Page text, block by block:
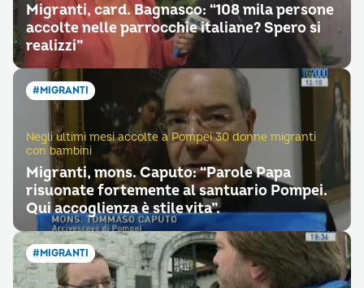
Migranti, card. Bagnasco: “108 mila persone
accolte nelle parrocchie italiane? Spero si
realizzi”
#MIGRANTI
Negli ultimi mesi accolte a Pompei 30 donne migranti
con bambini
Migranti, mons. Caputo: “Parole Papa
risuonate fortemente al santuario Pompei.
Qui accoglienza è stile vita”.
#MIGRANTI